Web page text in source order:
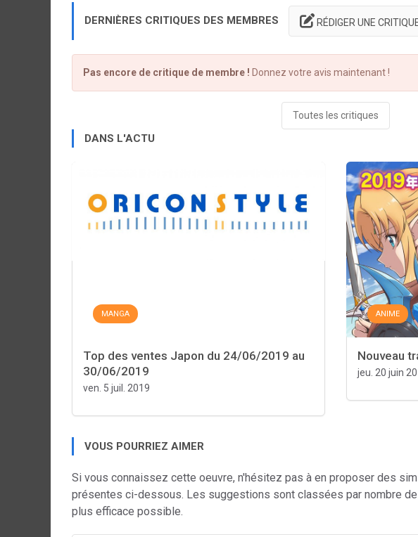
DERNIÈRES CRITIQUES DES MEMBRES RÉDIGER UNE
Pas encore de critique de membre ! Donnez votre avis maintenant !
Toutes les critiques
DANS L'ACTU
MANGA
Top des ventes Japon du 24/06/2019 au
30/06/2019
ven. 5 juil. 2019
ANIME
Nouveau
jeu. 20 juin
VOUS POURRIEZ AIMER
Si vous connaissez cette oeuvre, n'hésitez pas à en proposer des
présentes ci-dessous. Les suggestions sont classées par nombre
plus efficace possible.